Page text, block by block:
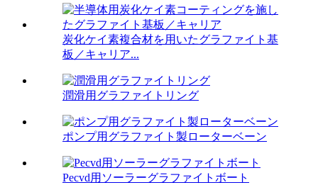
炭化ケイ素複合材を用いたグラファイト基
板／キャリア...
潤滑用グラファイトリング
ポンプ用グラファイト製ローターベーン
Pecvd用ソーラーグラファイトボート